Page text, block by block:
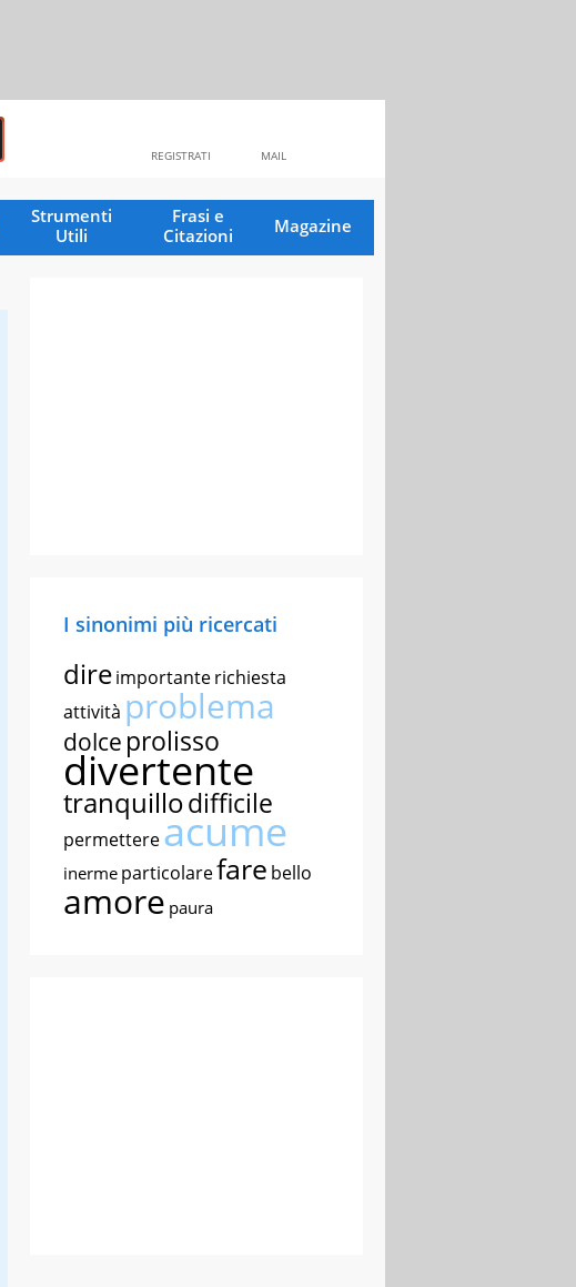
MAIL
REGISTRATI
Strumenti
Utili
Frasi e
Citazioni
Magazine
I sinonimi più ricercati
direimportanterichiesta
attività problema
dolce prolisso
divertente
tranquillodifficile
permettereacume
inerme particolarefare bello
amore paura